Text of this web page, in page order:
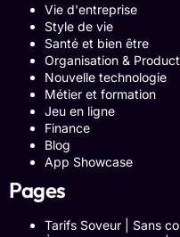
Vie d'entreprise
Style de vie
Santé et bien être
Organisation &
Nouvelle technologie
Métier et formation
Jeu en ligne
Finance
Blog
App Showcase
Pages
Tarifs Soveur | Sans